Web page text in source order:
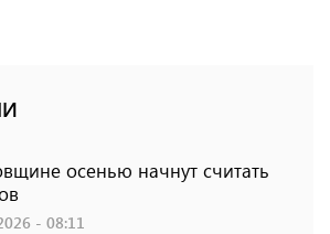
осенью начнут считать
- 08:11